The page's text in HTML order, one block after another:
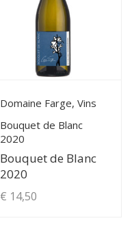
View Details
Domaine Farge, Vins
Bouquet de Blanc
2020
Bouquet de Blanc
2020
€ 14,50